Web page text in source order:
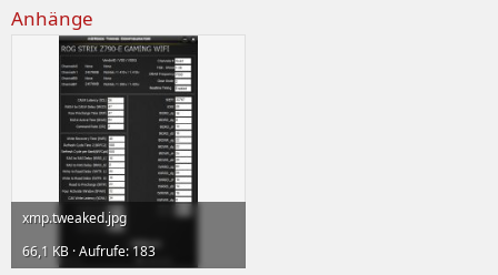
Anhänge
xmp.tweaked.jpg
66,1 KB · Aufrufe: 183